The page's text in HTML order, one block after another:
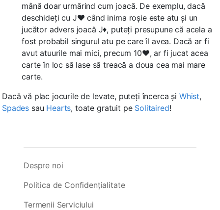
mână doar urmărind cum joacă. De exemplu, dacă
deschideți cu J♥ când inima roșie este atu și un
jucător advers joacă J♦, puteți presupune că acela a
fost probabil singurul atu pe care îl avea. Dacă ar fi
avut atuurile mai mici, precum 10♥, ar fi jucat acea
carte în loc să lase să treacă a doua cea mai mare
carte.
Dacă vă plac jocurile de levate, puteți încerca și Whist,
Spades sau Hearts, toate gratuit pe Solitaired!
Despre noi
Politica de Confidențialitate
Termenii Serviciului